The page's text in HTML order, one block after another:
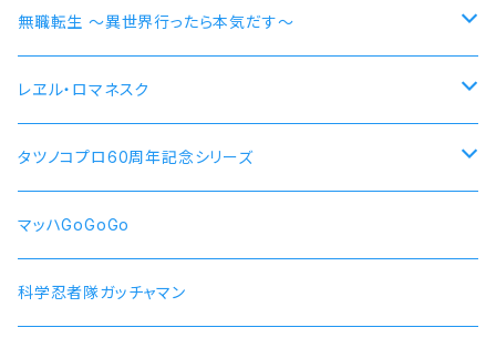
各務原なでしこ
なでしこ 自転車
桜 自動車
無職転生 〜異世界行ったら本気だす〜
【エリス・ボレアス・グレイラット】腕時計 本数限定商品
【ロキシー・ミグルディア】腕時計 本数限定商品
【シルフィエット】腕時計 本数限定商品
【ルイジェルド】腕時計 本数限定
レヱル・ロマネスク
すずしろ モデル
紅
ラン モデル
タツノコプロ60周年記念シリーズ
マッハGoGoGo 55周年記念モデル
科学忍者隊ガッチャマン 50周年記念モデル
マッハGoGoGo
科学忍者隊ガッチャマン